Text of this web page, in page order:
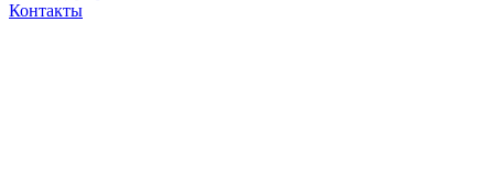
Контакты